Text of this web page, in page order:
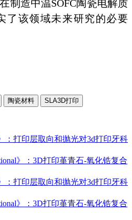
制造中温SOFC陶瓷电解质
实了该领域未来研究的必要
陶瓷材料 SLA3D打印
：打印层取向和抛光对3d打印牙科
》：3D打印堇青石-氧化锆复合
：打印层取向和抛光对3d打印牙科
》：3D打印堇青石-氧化锆复合